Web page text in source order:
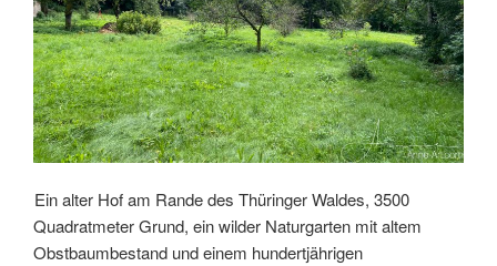
Ein alter Hof am Rande des Thüringer Waldes, 3500
Quadratmeter Grund, ein wilder Naturgarten mit altem
Obstbaumbestand und einem hundertjährigen